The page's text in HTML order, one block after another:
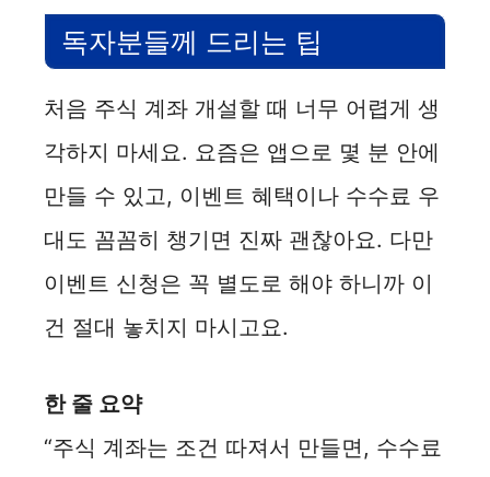
독자분들께 드리는 팁
처음 주식 계좌 개설할 때 너무 어렵게 생
각하지 마세요. 요즘은 앱으로 몇 분 안에
만들 수 있고, 이벤트 혜택이나 수수료 우
대도 꼼꼼히 챙기면 진짜 괜찮아요. 다만
이벤트 신청은 꼭 별도로 해야 하니까 이
건 절대 놓치지 마시고요.
한 줄 요약
“주식 계좌는 조건 따져서 만들면, 수수료